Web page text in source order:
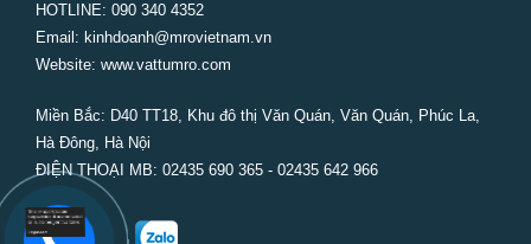
HOTLINE: 090 340 4352
Email: kinhdoanh@mrovietnam.vn
Website: www.vattumro.com
Miền Bắc: D40 TT18, Khu đô thị Văn Quán, Văn Quán, Phúc La,
Hà Đông, Hà Nội
ĐIỆN THOẠI MB: 02435 690 365 - 02435 642 966